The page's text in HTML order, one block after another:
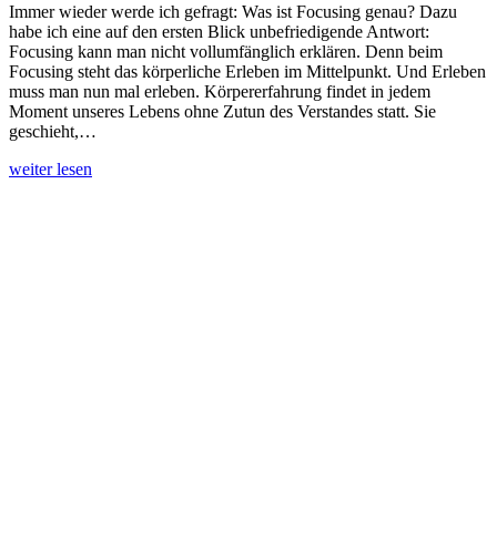
Immer wieder werde ich gefragt: Was ist Focusing genau? Dazu
habe ich eine auf den ersten Blick unbefriedigende Antwort:
Focusing kann man nicht vollumfänglich erklären. Denn beim
Focusing steht das körperliche Erleben im Mittelpunkt. Und Erleben
muss man nun mal erleben. Körpererfahrung findet in jedem
Moment unseres Lebens ohne Zutun des Verstandes statt. Sie
geschieht,…
weiter lesen